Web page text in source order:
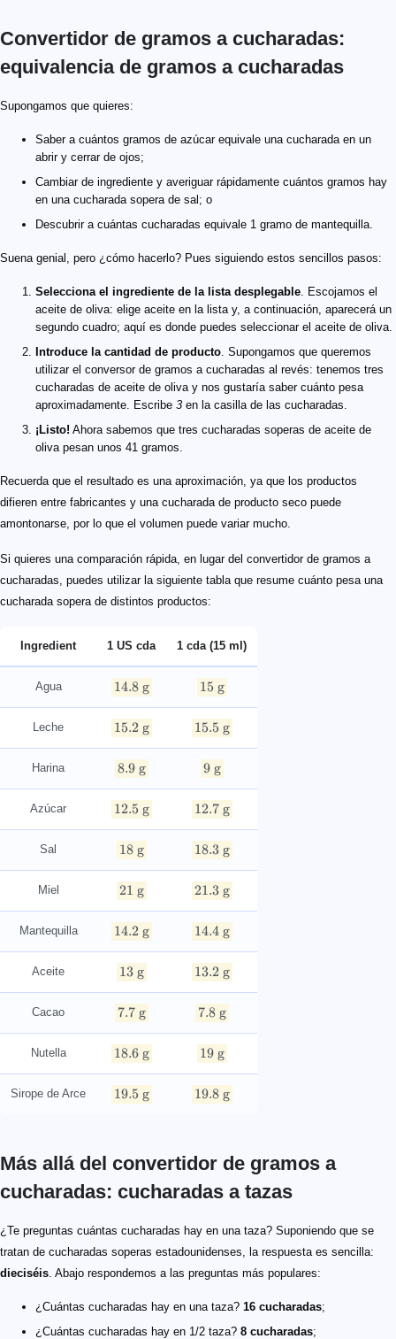
Convertidor de gramos a cucharadas:
equivalencia de gramos a cucharadas​
Supongamos que quieres:
Saber a cuántos gramos de azúcar equivale una cucharada​ en un
abrir y cerrar de ojos;
Cambiar de ingrediente y averiguar rápidamente cuántos gramos hay
en una cucharada sopera de sal; o
Descubrir a cuántas cucharadas equivale 1 gramo de mantequilla.
Suena genial, pero ¿cómo hacerlo? Pues siguiendo estos sencillos pasos:
Selecciona el ingrediente de la lista desplegable. Escojamos el
aceite de oliva: elige aceite en la lista y, a continuación, aparecerá un
segundo cuadro; aquí es donde puedes seleccionar el aceite de oliva.
Introduce la cantidad de producto. Supongamos que queremos
utilizar el conversor de gramos a cucharadas al revés: tenemos tres
cucharadas de aceite de oliva y nos gustaría saber cuánto pesa
aproximadamente. Escribe 3 en la casilla de las cucharadas.
¡Listo! Ahora sabemos que tres cucharadas soperas de aceite de
oliva pesan unos 41 gramos.
Recuerda que el resultado es una aproximación, ya que los productos
difieren entre fabricantes y una cucharada de producto seco puede
amontonarse, por lo que el volumen puede variar mucho.
Si quieres una comparación rápida, en lugar del convertidor de gramos a
cucharadas, puedes utilizar la siguiente tabla que resume cuánto pesa una
cucharada sopera de distintos productos:
Ingredient 1 US cda 1 cda (15 ml)
Agua
14.8\ \text{g}
14.8 g
15\ \text{g}
15 g
Leche
15.2\ \text{g}
15.2 g
15.5\ \text{g}
15.5 g
Harina
8.9\ \text{g}
8.9 g
9\ \text{g}
9 g
Azúcar
12.5\ \text{g}
12.5 g
12.7\ \text{g}
12.7 g
Sal
18\ \text{g}
18 g
18.3\ \text{g}
18.3 g
Miel
21\ \text{g}
21 g
21.3\ \text{g}
21.3 g
Mantequilla
14.2\ \text{g}
14.2 g
14.4\ \text{g}
14.4 g
Aceite
13\ \text{g}
13 g
13.2\ \text{g}
13.2 g
Cacao
7.7\ \text{g}
7.7 g
7.8\ \text{g}
7.8 g
Nutella
18.6\ \text{g}
18.6 g
19\ \text{g}
19 g
Sirope de Arce
19.5\ \text{g}
19.5 g
19.8\ \text{g}
19.8 g
Más allá del convertidor de gramos a
cucharadas: cucharadas a tazas
¿Te preguntas cuántas cucharadas hay en una taza? Suponiendo que se
tratan de cucharadas soperas estadounidenses, la respuesta es sencilla:
dieciséis. Abajo respondemos a las preguntas más populares:
¿Cuántas cucharadas hay en una taza? 16 cucharadas;
¿Cuántas cucharadas hay en 1/2 taza? 8 cucharadas;